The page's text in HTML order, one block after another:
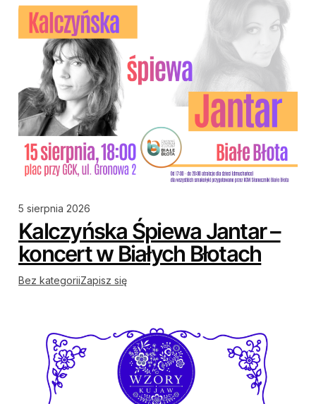
5 sierpnia 2026
Kalczyńska Śpiewa Jantar –
koncert w Białych Błotach
Bez kategoriiZapisz się